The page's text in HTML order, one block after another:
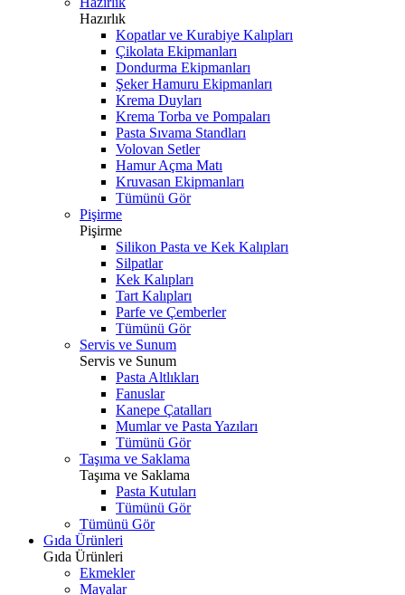
Hazırlık
Kopatlar ve Kurabiye Kalıpları
Çikolata Ekipmanları
Dondurma Ekipmanları
Şeker Hamuru Ekipmanları
Krema Duyları
Krema Torba ve Pompaları
Pasta Sıvama Standları
Volovan Setler
Hamur Açma Matı
Kruvasan Ekipmanları
Tümünü Gör
Pişirme
Pişirme
Silikon Pasta ve Kek Kalıpları
Silpatlar
Kek Kalıpları
Tart Kalıpları
Parfe ve Çemberler
Tümünü Gör
Servis ve Sunum
Servis ve Sunum
Pasta Altlıkları
Fanuslar
Kanepe Çatalları
Mumlar ve Pasta Yazıları
Tümünü Gör
Taşıma ve Saklama
Taşıma ve Saklama
Pasta Kutuları
Tümünü Gör
Tümünü Gör
Gıda Ürünleri
Gıda Ürünleri
Ekmekler
Mayalar